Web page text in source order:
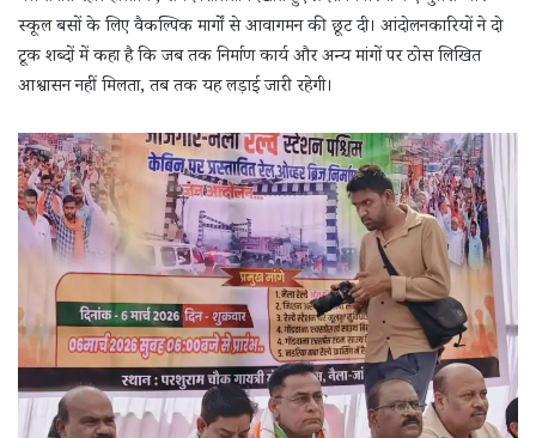
स्कूल बसों के लिए वैकल्पिक मार्गों से आवागमन की छूट दी। आंदोलनकारियों ने दो
टूक शब्दों में कहा है कि जब तक निर्माण कार्य और अन्य मांगों पर ठोस लिखित
आश्वासन नहीं मिलता, तब तक यह लड़ाई जारी रहेगी।